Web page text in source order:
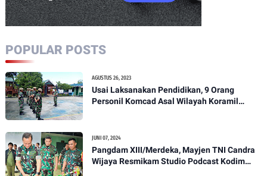
POPULAR POSTS
AGUSTUS 26, 2023
Usai Laksanakan Pendidikan, 9 Orang
Personil Komcad Asal Wilayah Koramil
JUNI 07, 2024
Pangdam XIII/Merdeka, Mayjen TNI Candra
Wijaya Resmikam Studio Podcast Kodim